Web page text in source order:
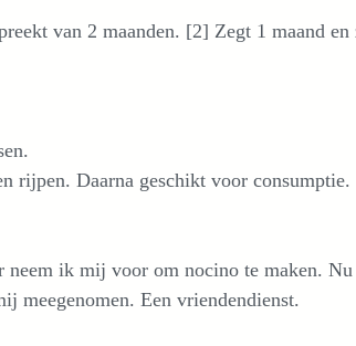
van 2 maanden. [2] Zegt 1 maand
Daarna geschikt voor consumptie.
neem ik mij voor om nocino te maken.
meegenomen. Een vriendendienst.